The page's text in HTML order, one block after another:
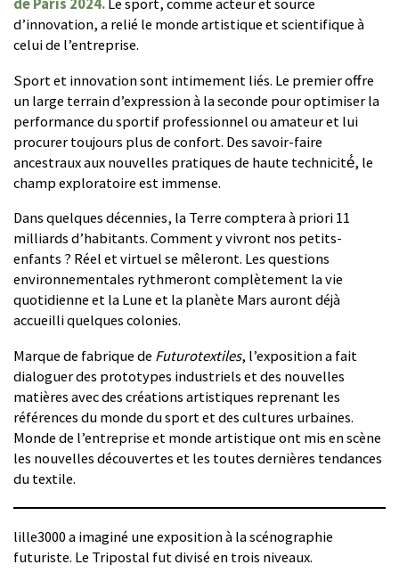
de Paris 2024. Le sport, comme acteur et source
d’innovation, a relié le monde artistique et scientifique à
celui de l’entreprise.
Sport et innovation sont intimement liés. Le premier offre
un large terrain d’expression à la seconde pour optimiser la
performance du sportif professionnel ou amateur et lui
procurer toujours plus de confort. Des savoir-faire
ancestraux aux nouvelles pratiques de haute technicité́, le
champ exploratoire est immense.
Dans quelques décennies, la Terre comptera à priori 11
milliards d’habitants. Comment y vivront nos petits-
enfants ? Réel et virtuel se mêleront. Les questions
environnementales rythmeront complètement la vie
quotidienne et la Lune et la planète Mars auront déjà
accueilli quelques colonies.
Marque de fabrique deFuturotextiles, l’exposition a fait
dialoguer des prototypes industriels et des nouvelles
matières avec des créations artistiques reprenant les
références du monde du sport et des cultures urbaines.
Monde de l’entreprise et monde artistique ont mis en scène
les nouvelles découvertes et les toutes dernières tendances
du textile.
lille3000 a imaginé une exposition à la scénographie
futuriste. Le Tripostal fut divisé en trois niveaux.